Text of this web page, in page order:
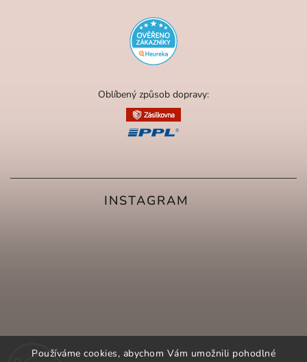
Používáme cookies, abychom Vám umožnili pohodlné
INSTAGRAM
Oblíbený způsob dopravy: